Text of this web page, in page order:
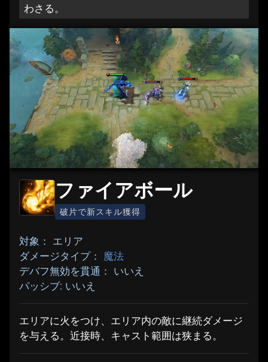
わさる。
ファイアボール
破片で新スキル獲得
対象： エリア
ダメージタイプ： 魔法
デバフ無効を貫通： いいえ
パッシブ: いいえ
エリアに火をつけ、エリア内の敵に継続ダメージ
を与える。近接時、キャスト範囲は狭まる。